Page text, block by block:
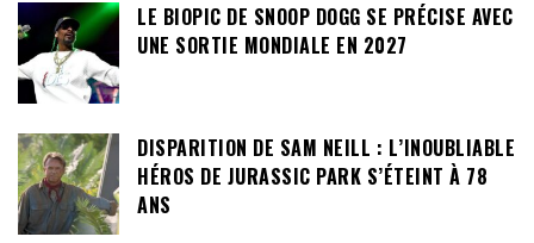
LE BIOPIC DE SNOOP DOGG SE PRÉCISE AVEC
UNE SORTIE MONDIALE EN 2027
DISPARITION DE SAM NEILL : L’INOUBLIABLE
HÉROS DE JURASSIC PARK S’ÉTEINT À 78
ANS